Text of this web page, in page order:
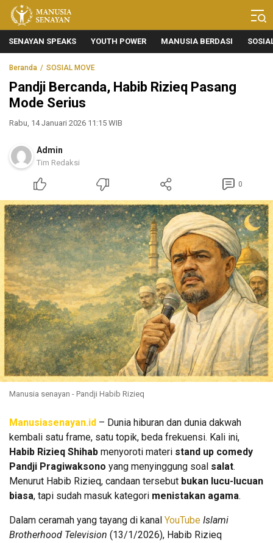
Manusia Senayan
Manusia Bicara, Senayan Bersuara
SENAYAN SPEAKS YOUTH POWER MANUSIA BERDASI
Beranda SOSIAL MOVE
Pandji Bercanda, Habib Rizieq Pasang
Mode Serius
Rabu, 14 Januari 2026 11:15 WIB
Admin
Tim Redaksi
0
Manusia senayan - Pandji Habib Rizieq
Manusiasenayan.id – Dunia hiburan dan dunia dakwah
kembali satu frame, satu topik, beda frekuensi. Kali ini,
Habib Rizieq Shihab menyoroti materi stand up comedy
Pandji Pragiwaksono yang menyinggung soal salat.
Menurut Habib Rizieq, candaan tersebut bukan lucu-lucuan
biasa, tapi sudah masuk kategori menistakan agama.
Dalam ceramah yang tayang di kanal YouTube Islami
Brotherhood Television (13/1/2026), Habib Rizieq